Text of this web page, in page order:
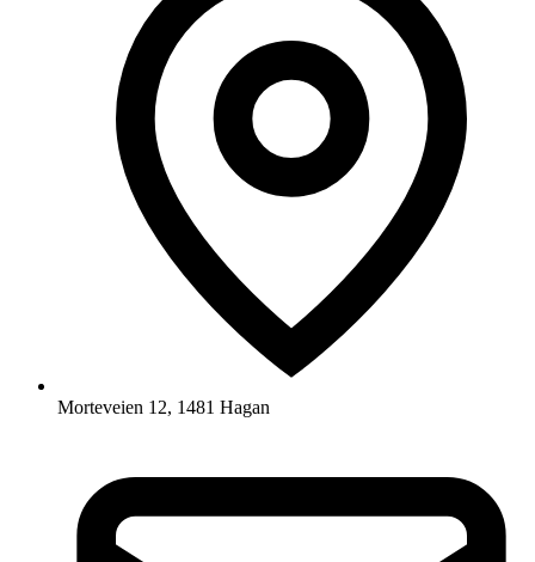
Morteveien 12, 1481 Hagan